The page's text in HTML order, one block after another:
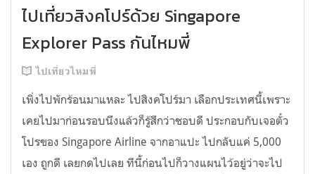
ไปเที่ยวสิงคโปร์ด้วย Singapore
Explorer Pass กันไหมพี่
ไปเที่ยวไหมพี่
เพิ่งไปพักร้อนมาแหละ ไปสิงคโปร์มา เลือกประเทศนี้เพราะ
เคยไปมาก่อนรอบนึงแล้วก็รู้สึกว่าชอบดี ประกอบกับเจอตั๋ว
โปรของ Singapore Airline จากอาแปะ ไปกลับแค่ 5,000
เอง ถูกดี เลยกดไปเลย ทีนี้ก่อนไปก็วางแผนไว้อยู่ว่าจะไป